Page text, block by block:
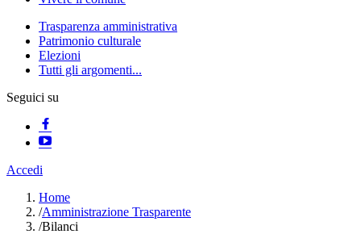
Trasparenza amministrativa
Patrimonio culturale
Elezioni
Tutti gli argomenti...
Seguici su
Accedi
Home
/Amministrazione Trasparente
/Bilanci